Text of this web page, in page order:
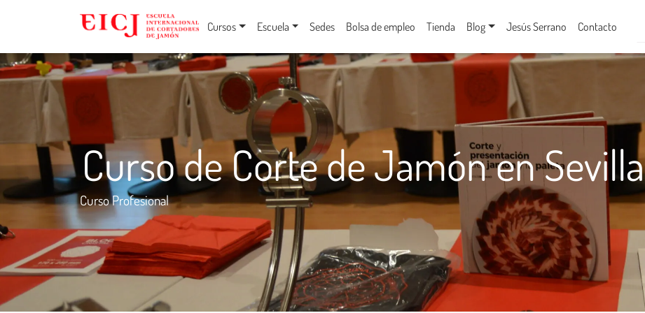
Cursos Escuela Sedes Bolsa de empleo Tienda Blog Jesús Serrano Contacto
Curso de Corte de Jamón en Sevilla
Curso Profesional